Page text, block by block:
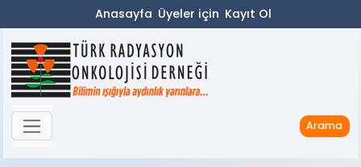
Anasayfa Üyeler için Kayıt Ol
Arama